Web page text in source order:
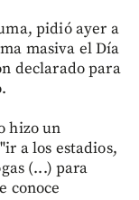
pidió ayer a
masiva el Día
declarado para
hizo un
a los estadios,
(...) para
conoce